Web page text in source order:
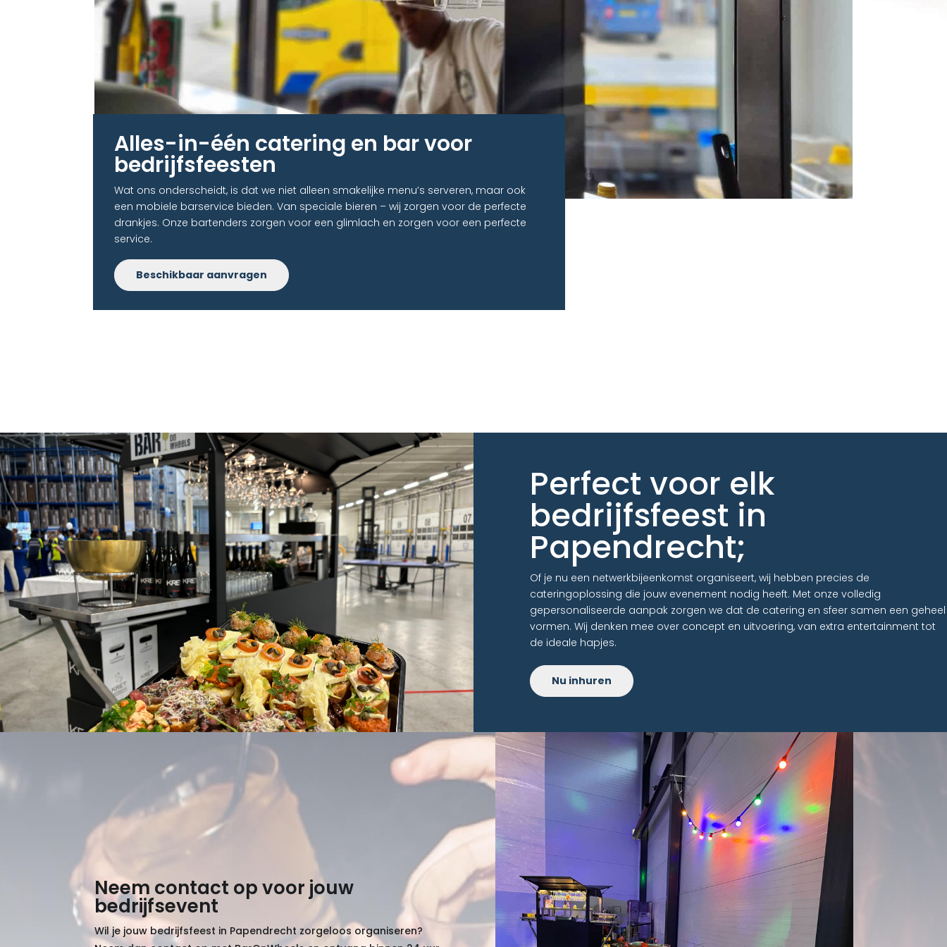
Alles-in-één catering en bar voor
bedrijfsfeesten​
Wat ons onderscheidt, is dat we niet alleen smakelijke menu’s serveren, maar ook
een mobiele barservice bieden. Van speciale bieren – wij zorgen voor de perfecte
drankjes. Onze bartenders zorgen voor een glimlach en zorgen voor een perfecte
service.
Beschikbaar aanvragen
Perfect voor elk
bedrijfsfeest in
Papendrecht;
Of je nu een netwerkbijeenkomst organiseert, wij hebben precies de
cateringoplossing die jouw evenement nodig heeft. Met onze volledig
gepersonaliseerde aanpak zorgen we dat de catering en sfeer samen een geheel
vormen. Wij denken mee over concept en uitvoering, van extra entertainment tot
de ideale hapjes.
Nu inhuren
Neem contact op voor jouw
bedrijfsevent
Wil je jouw bedrijfsfeest in Papendrecht zorgeloos organiseren?